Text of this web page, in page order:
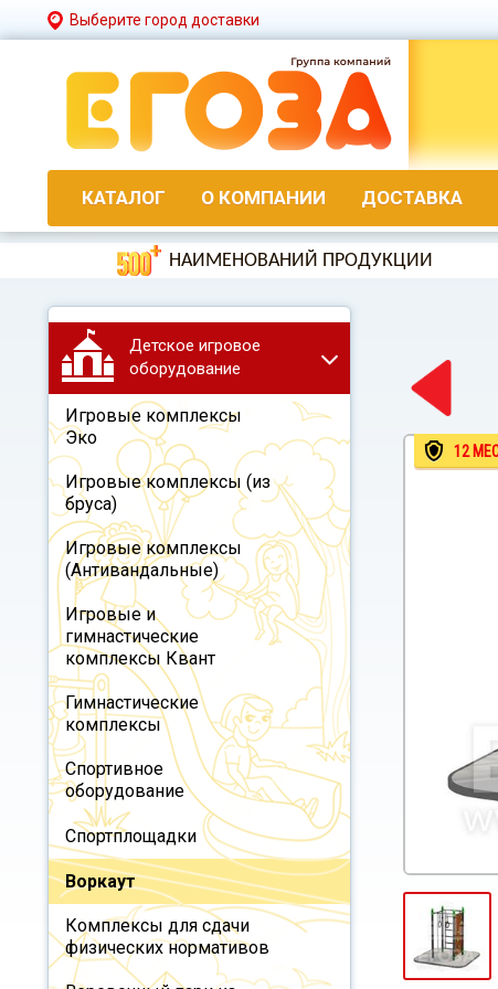
Выберите город доставки
КАТАЛОГ О КОМПАНИИ ДОСТАВКА
НАИМЕНОВАНИЙ ПРОДУКЦИИ
Детское игровое
оборудование
Игровые комплексы
Эко
Игровые комплексы (из
бруса)
Игровые комплексы
(Антивандальные)
Игровые и
гимнастические
комплексы Квант
Гимнастические
комплексы
Спортивное
оборудование
Спортплощадки
Воркаут
Комплексы для сдачи
физических нормативов
12